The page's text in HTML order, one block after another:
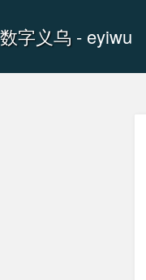
数字义乌 - eyiwu